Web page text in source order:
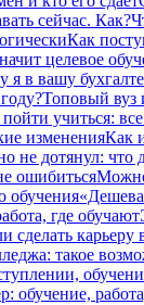
сейчас. Как?
Как
целевое
я в вашу
Топовый вуз
учиться:
измененияКак
не дотянул: что
ошибиться
обучения
где обучают
сделать карьеру
такое
обучение,